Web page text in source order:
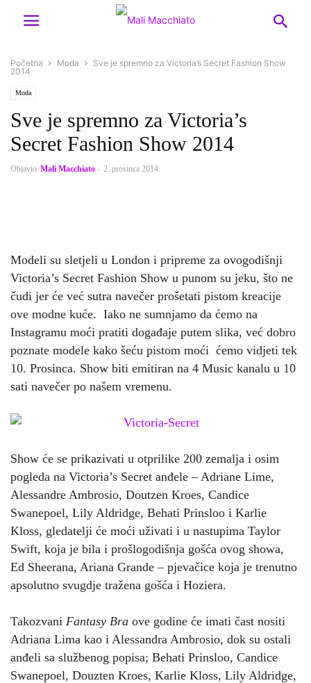
Početna Moda
Sve je spremno za Victoria’s Secret Fashion Show
2014
Moda
Sve je spremno za Victoria’s
Secret Fashion Show 2014
Objavio Mali Macchiato - 2. prosinca 2014.
Modeli su sletjeli u London i pripreme za ovogodišnji
Victoria’s Secret Fashion Show u punom su jeku, što ne
čudi jer će već sutra navečer prošetati pistom kreacije
ove modne kuće. Iako ne sumnjamo da ćemo na
Instagramu moći pratiti događaje putem slika, već dobro
poznate modele kako šeću pistom moći ćemo vidjeti tek
10. Prosinca. Show biti emitiran na 4 Music kanalu u 10
sati navečer po našem vremenu.
Show će se prikazivati u otprilike 200 zemalja i osim
pogleda na Victoria’s Secret anđele – Adriane Lime,
Alessandre Ambrosio, Doutzen Kroes, Candice
Swanepoel, Lily Aldridge, Behati Prinsloo i Karlie
Kloss, gledatelji će moći uživati i u nastupima Taylor
Swift, koja je bila i prošlogodišnja gošća ovog showa,
Ed Sheerana, Ariana Grande – pjevačice koja je trenutno
apsolutno svugdje tražena gošća i Hoziera.
Takozvani Fantasy Bra ove godine će imati čast nositi
Adriana Lima kao i Alessandra Ambrosio, dok su ostali
anđeli sa službenog popisa; Behati Prinsloo, Candice
Swanepoel, Douzten Kroes, Karlie Kloss, Lily Aldridge,